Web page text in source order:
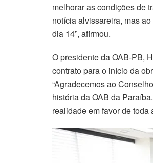
melhorar as condições de
notícia alvissareira, mas
dia 14”, afirmou.
O presidente da OAB-PB,
contrato para o início da
“Agradecemos ao
história da OAB da
realidade em favor de toda